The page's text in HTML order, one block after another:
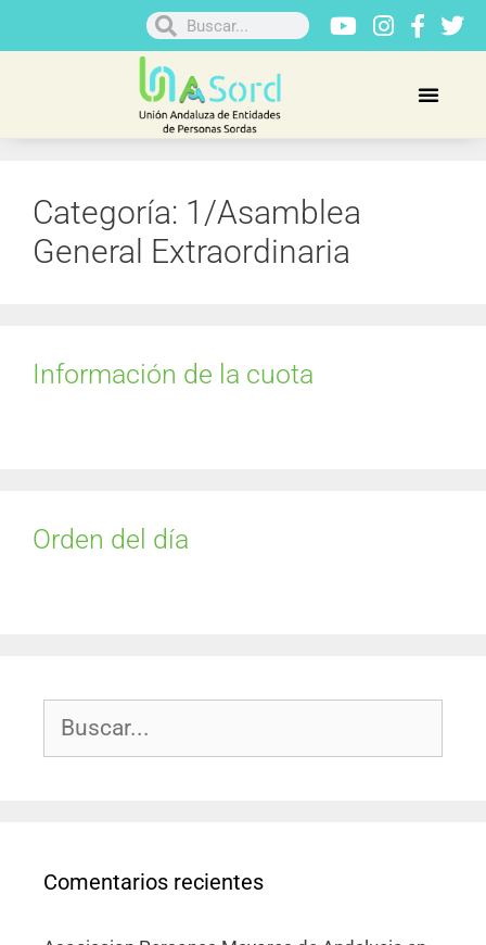
Categoría: 1/Asamblea
General Extraordinaria
Información de la cuota
Orden del día
Comentarios recientes